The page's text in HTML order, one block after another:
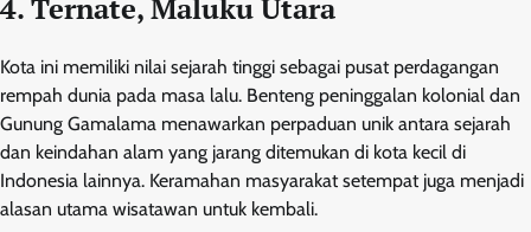
4. Ternate, Maluku Utara
Kota ini memiliki nilai sejarah tinggi sebagai pusat perdagangan
rempah dunia pada masa lalu. Benteng peninggalan kolonial dan
Gunung Gamalama menawarkan perpaduan unik antara sejarah
dan keindahan alam yang jarang ditemukan di kota kecil di
Indonesia lainnya. Keramahan masyarakat setempat juga menjadi
alasan utama wisatawan untuk kembali.